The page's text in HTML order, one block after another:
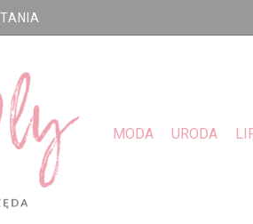
MODA URODA